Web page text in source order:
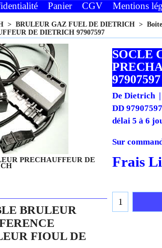
Panier CGV Mentions
> BRULEUR GAZ FUEL DE DIETRICH >
DE DIETRICH 97907597
PRECHAUFFEUR DE
SOCLE
97907597
De Dietrich
DD
délai 5 à 6
Sur
€305.01
€329.41
BRULEUR
FIOUL DE